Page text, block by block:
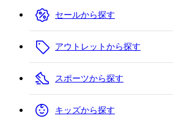
セールから探す
アウトレットから探す
スポーツから探す
キッズから探す